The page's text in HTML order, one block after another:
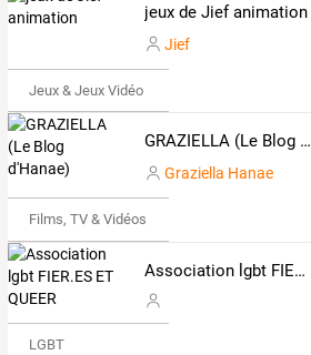
jeux de Jief animation
Jief
Jeux & Jeux Vidéo
GRAZIELLA (Le Blog d'Hanae)
Graziella Hanae
Films, TV & Vidéos
Association lgbt FIER.ES ET QUEER
LGBT